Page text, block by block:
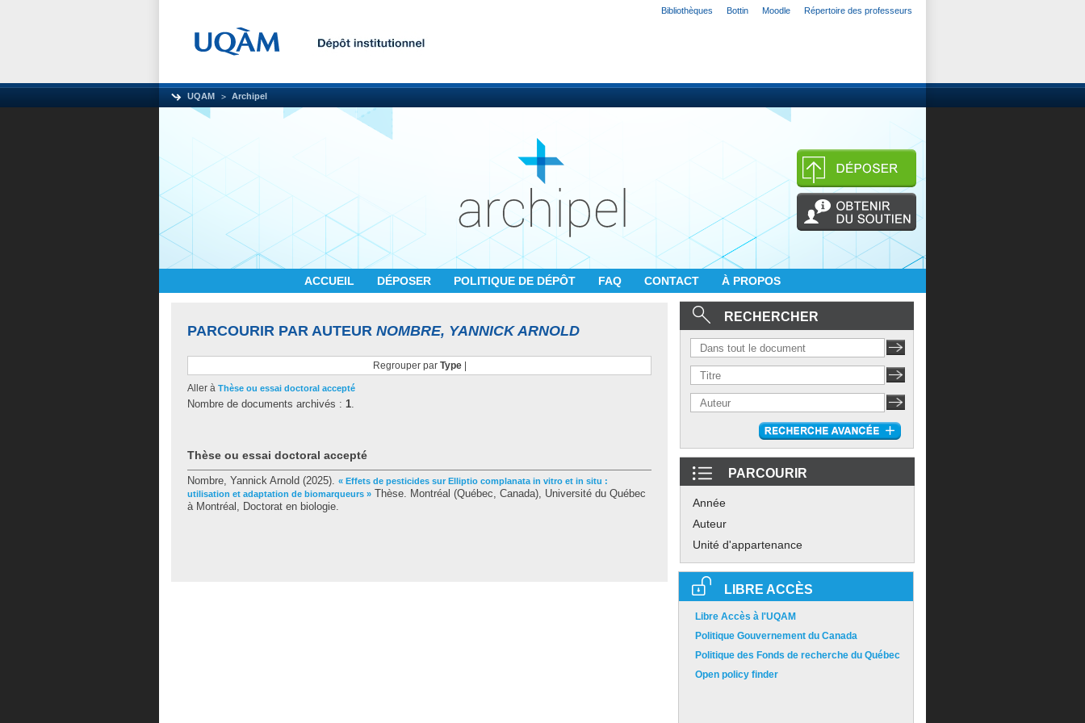
Bibliothèques Bottin Moodle Répertoire des professeurs
UQAM Archipel
ACCUEIL DÉPOSER POLITIQUE DE DÉPÔT FAQ CONTACT À PROPOS
PARCOURIR PAR AUTEUR NOMBRE, YANNICK ARNOLD
Regrouper par Type|
Aller à Thèse ou essai doctoral accepté
Nombre de documents archivés : 1.
Thèse ou essai doctoral accepté
Nombre, Yannick Arnold (2025). « Effets de pesticides sur Elliptio complanata in vitro et in situ :
utilisation et adaptation de biomarqueurs » Thèse. Montréal (Québec, Canada), Université du Québec
à Montréal, Doctorat en biologie.
RECHERCHER
PARCOURIR
Année
Auteur
Unité d'appartenance
LIBRE ACCÈS
Libre Accès à l'UQAM
Politique Gouvernement du Canada
Politique des Fonds de recherche du Québec
Open policy finder